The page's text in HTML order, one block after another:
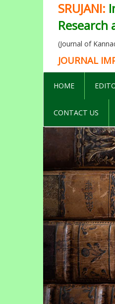
SRUJANI:
Research
(Journal of
JOURNAL
HOME
CONTACT US